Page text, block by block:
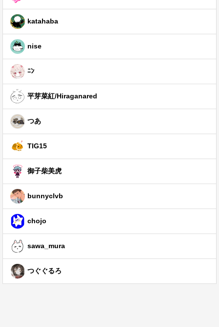
katahaba
nise
ﾆﾝ
平芽菜紅/Hiraganared
つあ
TIG15
御子柴美虎
bunnyclvb
chojo
sawa_mura
つぐぐるろ